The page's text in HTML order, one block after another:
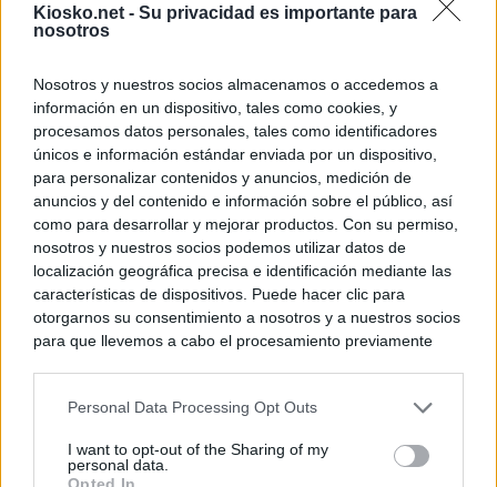
Kiosko.net - Su privacidad es importante para
nosotros
Nosotros y nuestros socios almacenamos o accedemos a
información en un dispositivo, tales como cookies, y
procesamos datos personales, tales como identificadores
únicos e información estándar enviada por un dispositivo,
para personalizar contenidos y anuncios, medición de
anuncios y del contenido e información sobre el público, así
como para desarrollar y mejorar productos. Con su permiso,
nosotros y nuestros socios podemos utilizar datos de
localización geográfica precisa e identificación mediante las
características de dispositivos. Puede hacer clic para
otorgarnos su consentimiento a nosotros y a nuestros socios
para que llevemos a cabo el procesamiento previamente
negar su consentimiento. Tenga en cuenta que algún
de su consentimiento, pero usted tiene el derecho de
rechazar tal procesamiento. Sus preferencias se aplicarán
Personal Data Processing Opt Outs
I want to opt-out of the Sharing of my
personal data.
Opted In